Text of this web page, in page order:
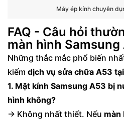
Máy ép kính chuyên
FAQ - Câu hỏi
màn hình Samsung
Những thắc mắc phổ biến
kiếm dịch vụ sửa chữa A53
1. Mặt kính Samsung A53 bị
hình không?
→ Không nhất thiết. Nếu màn